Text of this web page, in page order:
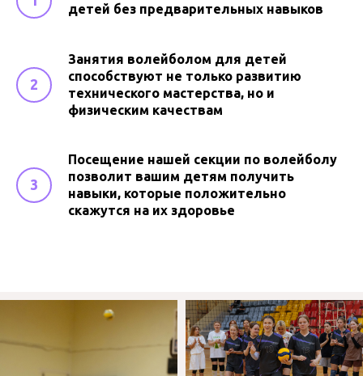
детей без предварительных навыков
Занятия волейболом для детей
способствуют не только развитию
технического мастерства, но и
физическим качествам
Посещение нашей секции по волейболу
позволит вашим детям получить
навыки, которые положительно
скажутся на их здоровье